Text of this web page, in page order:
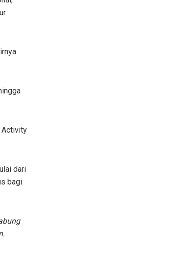
Activity
dari
bagi